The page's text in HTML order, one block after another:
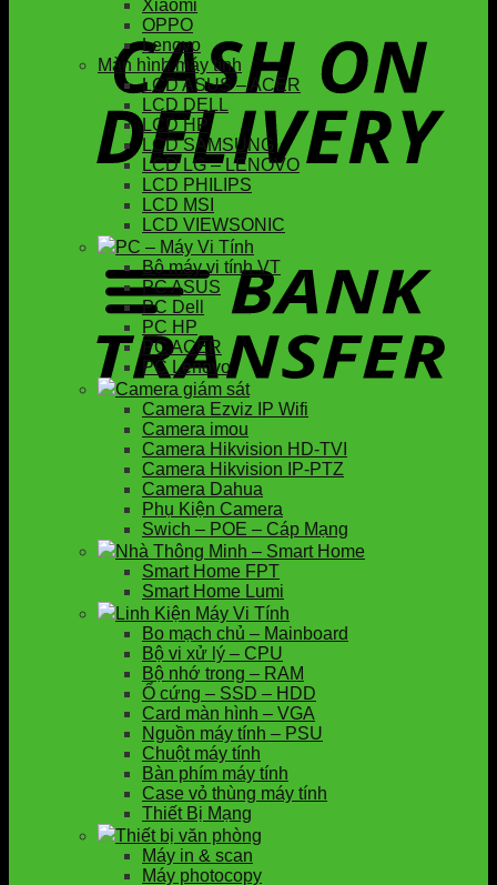
Xiaomi
OPPO
Lenovo
Màn hình máy tính
LCD ASUS – ACER
LCD DELL
LCD HP
LCD SAMSUNG
LCD LG – LENOVO
LCD PHILIPS
LCD MSI
LCD VIEWSONIC
PC – Máy Vi Tính
Bộ máy vi tính VT
PC ASUS
PC Dell
PC HP
PC ACER
PC Lenovo
Camera giám sát
Camera Ezviz IP Wifi
Camera imou
Camera Hikvision HD-TVI
Camera Hikvision IP-PTZ
Camera Dahua
Phụ Kiện Camera
Swich – POE – Cáp Mạng
Nhà Thông Minh – Smart Home
Smart Home FPT
Smart Home Lumi
Linh Kiện Máy Vi Tính
Bo mạch chủ – Mainboard
Bộ vi xử lý – CPU
Bộ nhớ trong – RAM
Ổ cứng – SSD – HDD
Card màn hình – VGA
Nguồn máy tính – PSU
Chuột máy tính
Bàn phím máy tính
Case vỏ thùng máy tính
Thiết Bị Mạng
Thiết bị văn phòng
Máy in & scan
Máy photocopy